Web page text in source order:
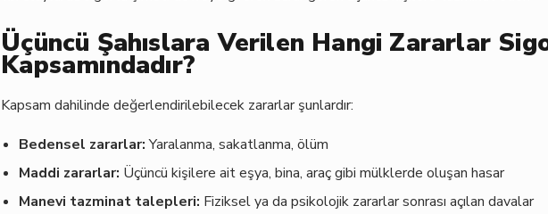
Üçüncü Şahıslara Verilen Hangi Zararlar
Kapsamındadır?
Kapsam dahilinde değerlendirilebilecek zararlar şunlardır:
Bedensel zararlar:Yaralanma, sakatlanma, ölüm
Maddi zararlar: Üçüncü kişilere ait eşya, bina, araç gibi mülklerde oluşan hasar
Manevi tazminat talepleri: Fiziksel ya da psikolojik zararlar sonrası açılan davalar